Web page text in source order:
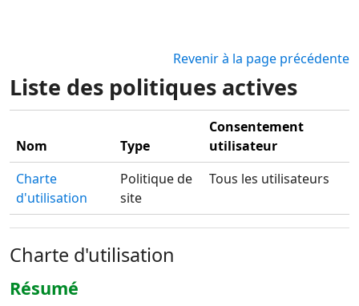
Revenir à la page précédente
Liste des politiques actives
Nom Type
Consentement
utilisateur
Charte
d'utilisation
Politique de
site
Tous les utilisateurs
Charte d'utilisation
Résumé